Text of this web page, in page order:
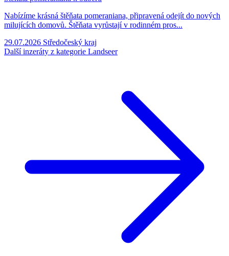
Nabízíme krásná štěňata pomeraniana, připravená odejít do nových
milujících domovů. Štěňata vyrůstají v rodinném pros...
29.07.2026 Středočeský kraj
Další inzeráty z kategorie Landseer